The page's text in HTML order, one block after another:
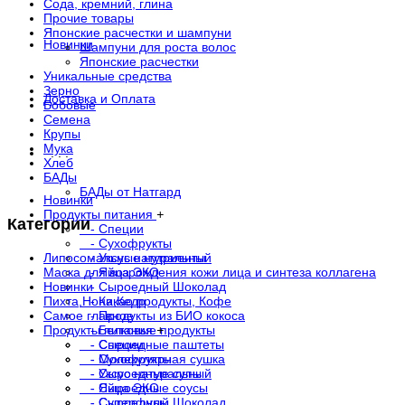
Новинки
Доставка и Оплата
. . .
Новинки
Продукты питания +
- Специи
- Сухофрукты
- Уксус натуральный
- Яйца ЭКО
- Сыроедный Шоколад
- Какао продукты, Кофе
- Продукты из БИО кокоса
- Белковые продукты
- Сыроедные паштеты
- Молекулярная сушка
- Сыроедные супы
- Сыроедные соусы
Сода, кремний, глина
Прочие товары
Японские расчестки и шампуни
Шампуни для роста волос
Японские расчестки
Уникальные средства
Зерно
Бобовые
Семена
Крупы
Мука
Хлеб
БАДы
БАДы от Натгард
Категории
Липосомальные нутриенты
Маска для возрождения кожи лица и синтеза коллагена
Новинки
Пихта,Нони,Кедр
Самое главное
Продукты питания+
- Специи
- Сухофрукты
- Уксус натуральный
- Яйца ЭКО